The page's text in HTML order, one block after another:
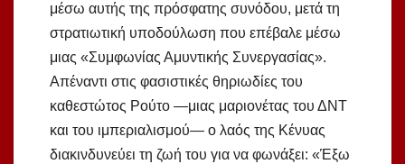
μέσω αυτής της πρόσφατης συνόδου, μετά τη
στρατιωτική υποδούλωση που επέβαλε μέσω
μιας «Συμφωνίας Αμυντικής Συνεργασίας».
Απέναντι στις φασιστικές θηριωδίες του
καθεστώτος Ρούτο —μιας μαριονέτας του ΔΝΤ
και του ιμπεριαλισμού— ο λαός της Κένυας
διακινδυνεύει τη ζωή του για να φωνάξει: «Έξω